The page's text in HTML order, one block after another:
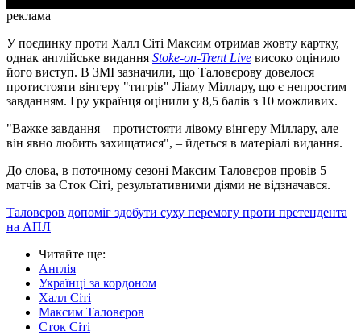
реклама
У поєдинку проти Халл Сіті Максим отримав жовту картку,
однак англійське видання Stoke-on-Trent Live високо оцінило
його виступ. В ЗМІ зазначили, що Таловєрову довелося
протистояти вінгеру "тигрів" Ліаму Міллару, що є непростим
завданням. Гру українця оцінили у 8,5 балів з 10 можливих.
"Важке завдання – протистояти лівому вінгеру Міллару, але
він явно любить захищатися", – йдеться в матеріалі видання.
До слова, в поточному сезоні Максим Таловєров провів 5
матчів за Сток Сіті, результативними діями не відзначався.
Таловєров допоміг здобути суху перемогу проти претендента
на АПЛ
Читайте ще:
Англія
Українці за кордоном
Халл Сіті
Максим Таловєров
Сток Сіті